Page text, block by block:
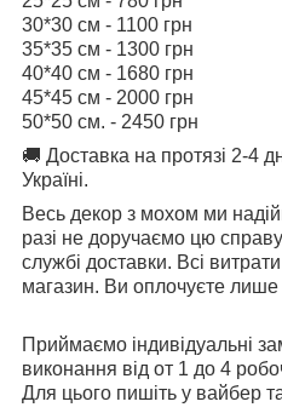
30*30 см - 1100 грн
35*35 см - 1300 грн
40*40 см - 1680 грн
45*45 см - 2000 грн
50*50 см. - 2450 грн
🚚 Доставка на протязі 2-4
Україні.
Весь декор з мохом ми
разі не доручаємо цю
службі доставки. Всі
магазин. Ви оплочуєте лише
Приймаємо індивідуальні
виконання від от 1 до 4
Для цього пишіть у вайбер